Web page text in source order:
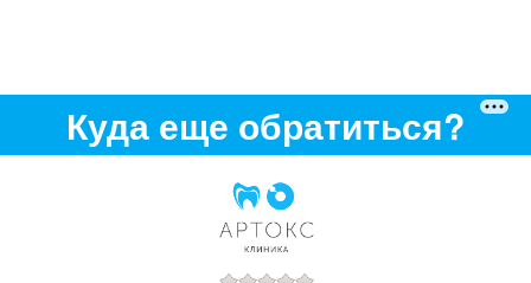
Куда еще обратиться?